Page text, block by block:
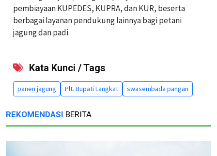
pembiayaan KUPEDES, KUPRA, dan KUR, beserta
berbagai layanan pendukung lainnya bagi petani
jagung dan padi.
Kata Kunci / Tags
panen jagung Plt. Bupati Langkat swasembada pangan
REKOMENDASI BERITA